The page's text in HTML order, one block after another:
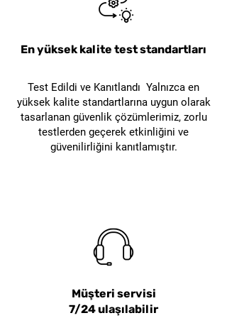
çalışmasını sağlar.
Ofisler ve İşyerleri:
ve paket açma işlemlerini
kolaylaştırır. Yenilikçi bant
kesici özelliği sayesinde
bantları hızlı ve verimli bir
zaman elinizin altında
olmasını temin eder.
Evde, çeşitli paket ve kutuları
En yüksek kalite test standartları
Test Edildi ve Kanıtlandı Yalnızca en
yüksek kalite standartlarına uygun olarak
tasarlanan güvenlik çözümlerimiz, zorlu
testlerden geçerek etkinliğini ve
güvenilirliğini kanıtlamıştır.
Müşteri servisi
7/24 ulaşılabilir